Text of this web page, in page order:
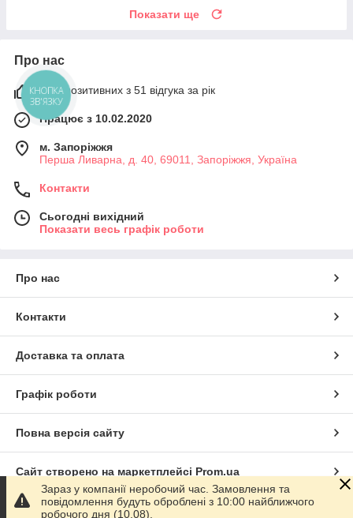
Показати ще
Про нас
96% позитивних з 51 відгука за рік
Працює з 10.02.2020
м. Запоріжжя
Перша Ливарна, д. 40, 69011, Запоріжжя, Україна
Контакти
Сьогодні вихідний
Показати весь графік роботи
Про нас
Контакти
Доставка та оплата
Графік роботи
Повна версія сайту
Сайт створено на маркетплейсі Prom.ua
Політика конфіденційності
Зараз у компанії неробочий час. Замовлення та
повідомлення будуть оброблені з 10:00 найближчого
робочого дня (10.08).
КНОПКА
ЗВ'ЯЗКУ